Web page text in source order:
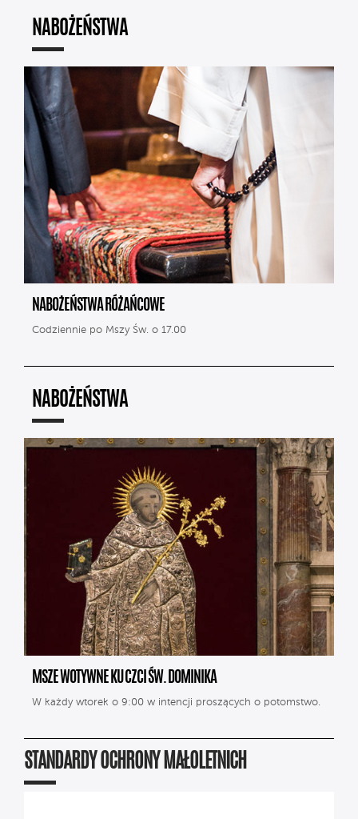
NABOŻEŃSTWA
NABOŻEŃSTWA RÓŻAŃCOWE
Codziennie po Mszy Św. o 17.00
NABOŻEŃSTWA
MSZE WOTYWNE KU CZCI ŚW. DOMINIKA
W każdy wtorek o 9:00 w intencji proszących o potomstwo.
STANDARDY OCHRONY MAŁOLETNICH